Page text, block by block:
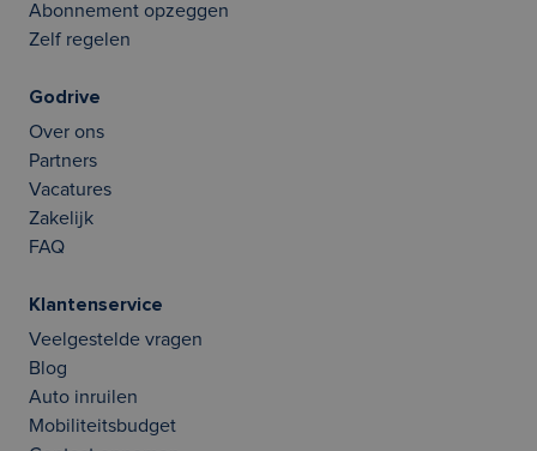
Abonnement opzeggen
Zelf regelen
Godrive
Over ons
Partners
Vacatures
Zakelijk
FAQ
Klantenservice
Veelgestelde vragen
Blog
Auto inruilen
Mobiliteitsbudget